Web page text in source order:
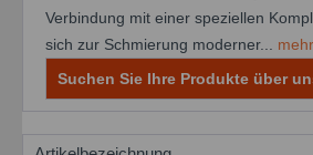
Verbindung mit einer speziellen
sich zur Schmierung moderner...
Suchen Sie Ihre Produkte über